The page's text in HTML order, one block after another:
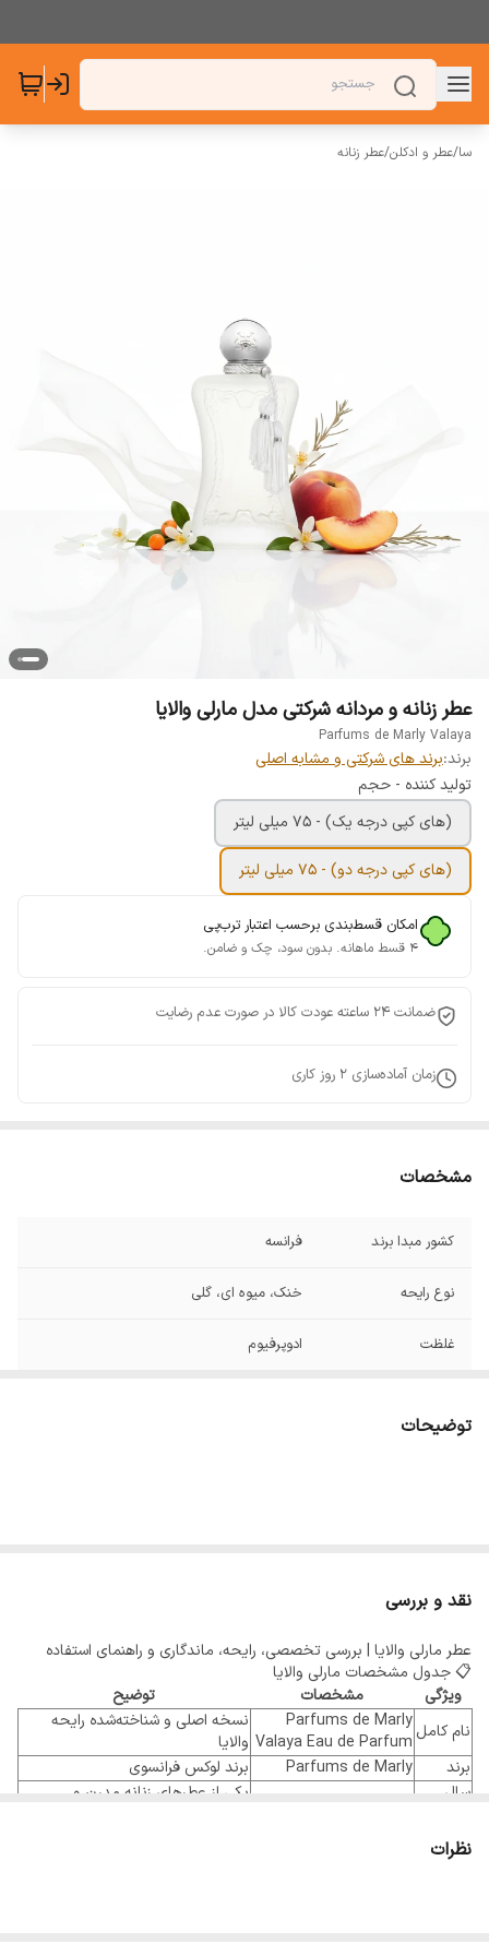
سا/عطر و ادکلن/عطر زنانه
عطر زنانه و مردانه شرکتی مدل مارلی والایا
Parfums de Marly Valaya
برند:برند های شرکتی و مشابه اصلی
تولید کننده - حجم
(های کپی درجه یک) - 75 میلی لیتر
(های کپی درجه دو) - 75 میلی لیتر
امکان قسط‌بندی برحسب اعتبار ترب‌پی
۴ قسط ماهانه. بدون سود، چک و ضامن.
ضمانت 24 ساعته عودت کالا در صورت عدم رضایت
زمان آماده‌سازی 2 روز کاری
مشخصات
کشور مبدا برند فرانسه
نوع رایحه خنک، میوه ای، گلی
غلظت ادوپرفیوم
توضیحات
نقد و بررسی
عطر مارلی والایا | بررسی تخصصی، رایحه، ماندگاری و راهنمای استفاده
📋 جدول مشخصات مارلی والایا
ویژگی
مشخصات
توضیح
نام کاملParfums de Marly
Valaya Eau de Parfum
نسخه اصلی و شناخته‌شده رایحه
والایا
برند
Parfums de Marly
برند لوکس فرانسوی
سال
یکی از عطرهای زنانه مدرن و
عطار
نظرات